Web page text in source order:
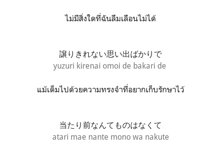
ไม่มีสิ่งใดที่ฉันลืมเลือนไม่ได้
譲りきれない思い出ばかりで
yuzuri kirenai omoi de bakari de
แม้เต็มไปด้วยความทรงจำที่อยากเก็บรักษาไว้
当たり前なんてものはなくて
atari mae nante mono wa nakute